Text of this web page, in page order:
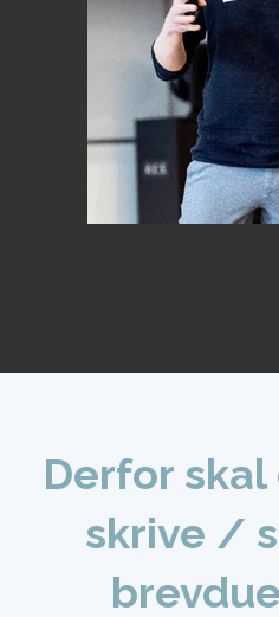
Derfor
skrive /